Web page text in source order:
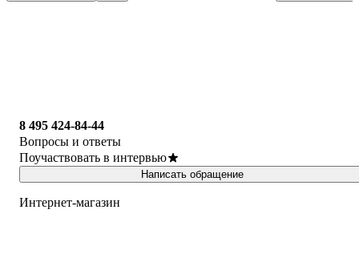
8 495 424-84-44
Вопросы и ответы
Поучаствовать в интервью
Написать обращение
Интернет-магазин